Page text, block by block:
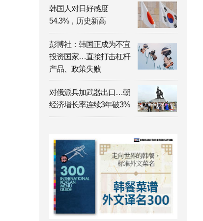
韩国人对日好感度
54.3%，历史新高
彭博社：韩国正成为不宜
投资国家…直接打击杠杆
产品、政策失败
对俄派兵加武器出口…朝
经济增长率连续3年破3%